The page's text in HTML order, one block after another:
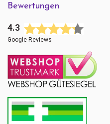
Bewertungen
4.3
Google Reviews